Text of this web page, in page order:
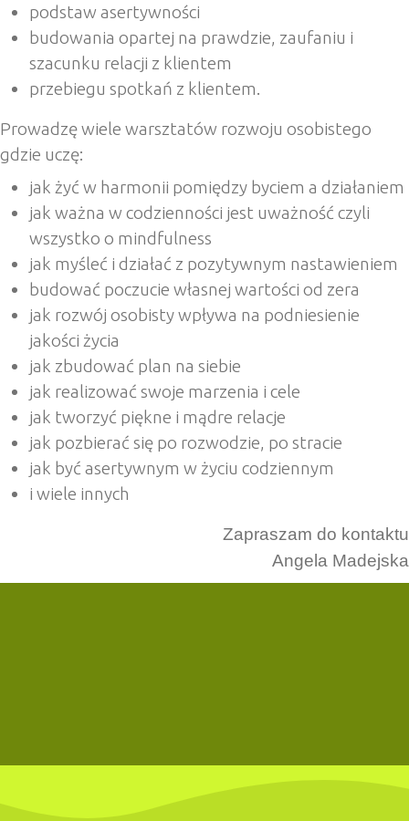
podstaw asertywności
budowania opartej na prawdzie, zaufaniu i
szacunku relacji z klientem
przebiegu spotkań z klientem.
Prowadzę wiele warsztatów rozwoju osobistego
gdzie uczę:
jak żyć w harmonii pomiędzy byciem a działaniem
jak ważna w codzienności jest uważność czyli
wszystko o mindfulness
jak myśleć i działać z pozytywnym nastawieniem
budować poczucie własnej wartości od zera
jak rozwój osobisty wpływa na podniesienie
jakości życia
jak zbudować plan na siebie
jak realizować swoje marzenia i cele
jak tworzyć piękne i mądre relacje
jak pozbierać się po rozwodzie, po stracie
jak być asertywnym w życiu codziennym
i wiele innych
Zapraszam do kontaktu
Angela Madejska